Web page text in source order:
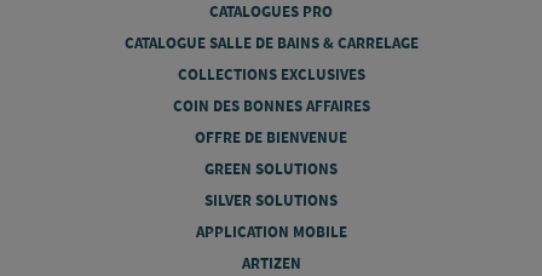
CATALOGUES PRO
CATALOGUE SALLE DE BAINS & CARRELAGE
COLLECTIONS EXCLUSIVES
COIN DES BONNES AFFAIRES
OFFRE DE BIENVENUE
GREEN SOLUTIONS
SILVER SOLUTIONS
APPLICATION MOBILE
ARTIZEN